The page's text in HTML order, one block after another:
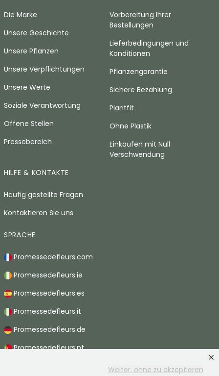
Weiter, ohne zu akzeptieren
Die Marke
Unsere Geschichte
Unsere Pflanzen
Unsere Verpflichtungen
Unsere Werte
Soziale Verantwortung
Offene Stellen
Pressebereich
Vorbereitung Ihrer
Bestellungen
Lieferbedingungen und
Konditionen
Pflanzengarantie
Sichere Bezahlung
Plantfit
Ohne Plastik
Einkaufen mit Null
Verschwendung
HILFE & KONTAKTE
Häufig gestellte Fragen
Kontaktieren Sie uns
SPRACHE
Promessedefleurs.com
Promessedefleurs.ie
Promessedefleurs.es
Promessedefleurs.it
Promessedefleurs.de
Promessedefleurs.pt